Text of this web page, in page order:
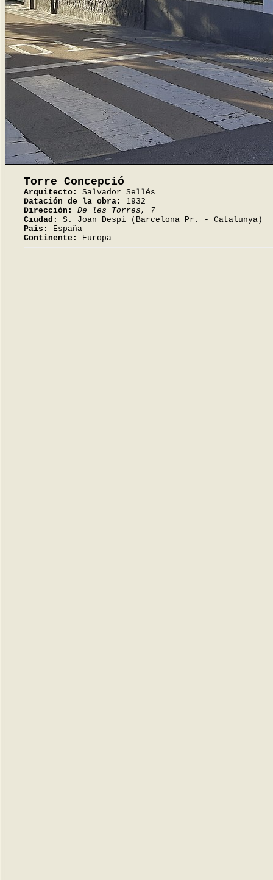
Torre Concepció
Arquitecto:
Salvador Sellés
Datación de la obra:
1932
Dirección:
De les Torres, 7
Ciudad:
S. Joan Despí (Barcelona Pr. - Catalunya)
País:
España
Continente:
Europa